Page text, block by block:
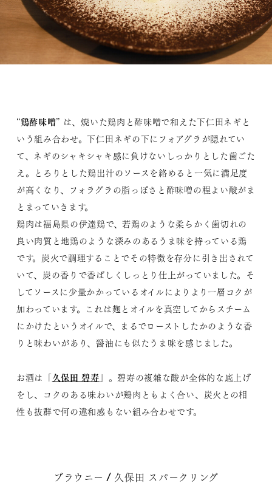
“鶏酢味噌” は、焼いた鶏肉と酢味噌で和えた下仁田ネギと
いう組み合わせ。下仁田ネギの下にフォアグラが隠れてい
て、ネギのシャキシャキ感に負けないしっかりとした歯ごた
え。とろりとした鶏出汁のソースを絡めると一気に満足度
が高くなり、フォラグラの脂っぽさと酢味噌の程よい酸がま
とまっていきます。
鶏肉は福島県の伊達鶏で、若鶏のような柔らかく歯切れの
良い肉質と地鶏のような深みのあるうま味を持っている鶏
です。炭火で調理することでその特徴を存分に引き出されて
いて、炭の香りで香ばしくしっとり仕上がっていました。そ
してソースに少量かかっているオイルによりより一層コクが
加わっています。これは麹とオイルを真空してからスチーム
にかけたというオイルで、まるでローストしたかのような香
りと味わいがあり、醤油にも似たうま味を感じました。
お酒は「久保田 碧寿 」。碧寿の複雑な酸が全体的な底上げ
をし、コクのある味わいが鶏肉ともよく合い、炭火との相
性も抜群で何の違和感もない組み合わせです。
ブラウニー / 久保田 スパークリング